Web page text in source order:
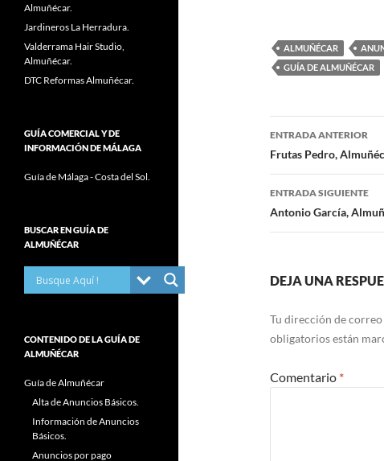
ALMUÑÉCAR
GUÍA DE ALMUÑÉCAR
Navegación
de
entradas
ENTRADA ANTERIOR
Frutas Pedro,
ENTRADA SIGUIENTE
Antonio García,
DEJA UNA
Tu dirección de
obligatorios están
Comentario *
Almuñécar.
Jardineros La Herradura.
Valderrama Hair Studio,
Almuñécar.
DTC Reformas Almuñécar.
GUÍA COMERCIAL Y DE
INFORMACIÓN DE MÁLAGA
Guía de Málaga - Costa del Sol.
BUSCAR EN GUÍA DE
ALMUÑÉCAR
CONTENIDO DE LA GUÍA DE
ALMUÑÉCAR
Guía de Almuñécar
Alta de Anuncios Básicos.
Información de Anuncios
Básicos.
Anuncios por pago